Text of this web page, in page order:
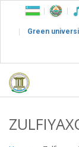
Green